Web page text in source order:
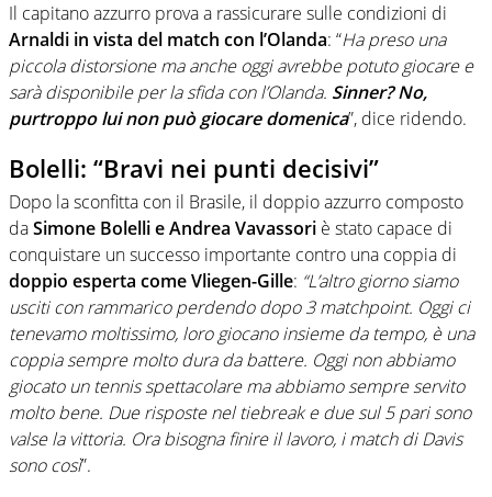
Il capitano azzurro prova a rassicurare sulle condizioni di
Arnaldi in vista del match con l’Olanda: “Ha preso una
piccola distorsione ma anche oggi avrebbe potuto giocare e
sarà disponibile per la sfida con l’Olanda. Sinner? No,
purtroppo lui non può giocare domenica”, dice ridendo.
Bolelli: “Bravi nei punti decisivi”
Dopo la sconfitta con il Brasile, il doppio azzurro composto
daSimone Bolelli e Andrea Vavassori è stato capace di
conquistare un successo importante contro una coppia di
doppio esperta come Vliegen-Gille: “L’altro giorno siamo
usciti con rammarico perdendo dopo 3 matchpoint. Oggi ci
tenevamo moltissimo, loro giocano insieme da tempo, è una
coppia sempre molto dura da battere. Oggi non abbiamo
giocato un tennis spettacolare ma abbiamo sempre servito
molto bene. Due risposte nel tiebreak e due sul 5 pari sono
valse la vittoria. Ora bisogna finire il lavoro, i match di Davis
sono così”.